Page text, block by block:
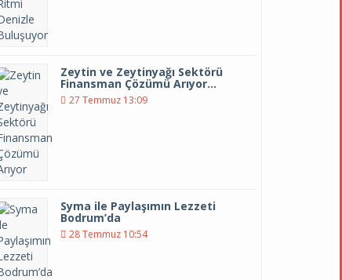
Zeytin ve Zeytinyağı Sektörü
Finansman Çözümü Arıyor…
27 Temmuz 13:09
Syma ile Paylaşımın Lezzeti
Bodrum’da
28 Temmuz 10:54